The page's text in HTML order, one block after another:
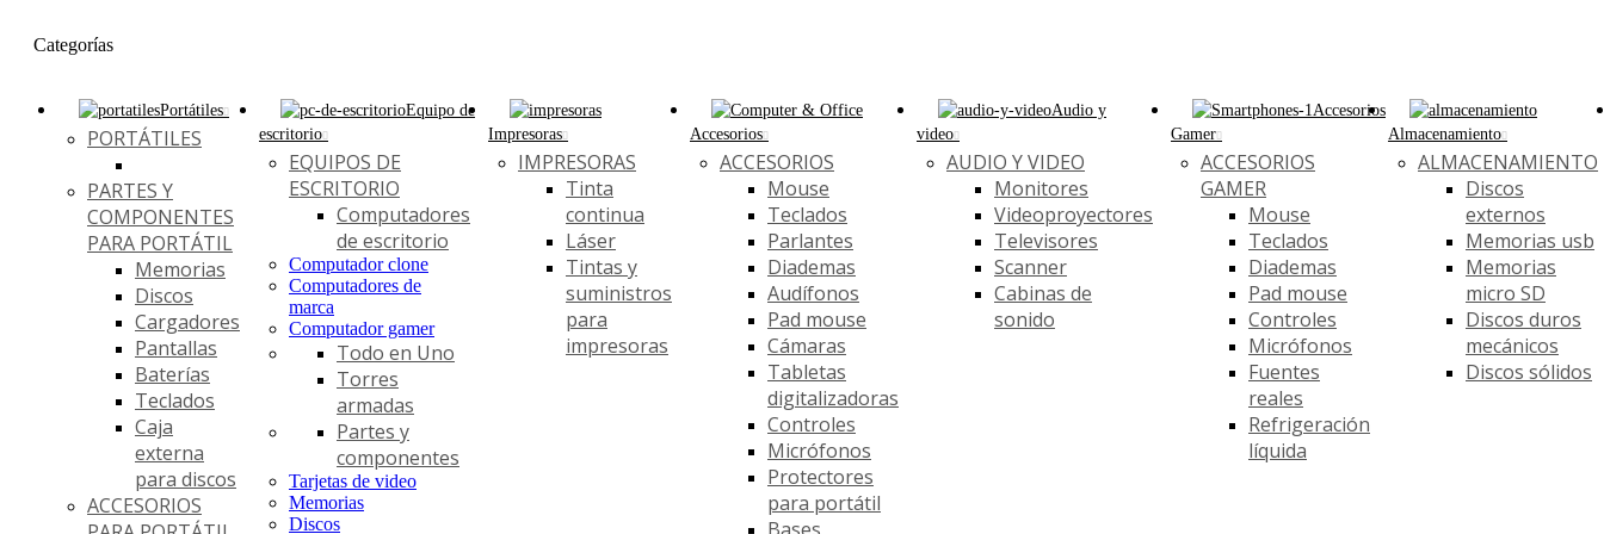
Categorías
Portátiles
PORTÁTILES
PARTES Y
COMPONENTES
PARA PORTÁTIL
Memorias
Discos
Cargadores
Pantallas
Baterías
Teclados
Caja
externa
para discos
ACCESORIOS
Equipo de
escritorio
EQUIPOS DE
ESCRITORIO
Computadores
de escritorio
Computador clone
Computadores de
marca
Computador gamer
Todo en Uno
Torres
armadas
Partes y
componentes
Tarjetas de video
Memorias
Discos
Impresoras
IMPRESORAS
Tinta
continua
Láser
Tintas y
suministros
para
impresoras
Accesorios
ACCESORIOS
Mouse
Teclados
Parlantes
Diademas
Audífonos
Pad mouse
Cámaras
Tabletas
digitalizadoras
Controles
Micrófonos
Protectores
para portátil
Audio y
video
AUDIO Y VIDEO
Monitores
Videoproyectores
Televisores
Scanner
Cabinas de
sonido
Accesorios
Gamer
ACCESORIOS
GAMER
Mouse
Teclados
Diademas
Pad mouse
Controles
Micrófonos
Fuentes
reales
Refrigeración
líquida
Almacenamiento
ALMACENAMIENTO
Discos
externos
Memorias usb
Memorias
micro SD
Discos duros
mecánicos
Discos sólidos